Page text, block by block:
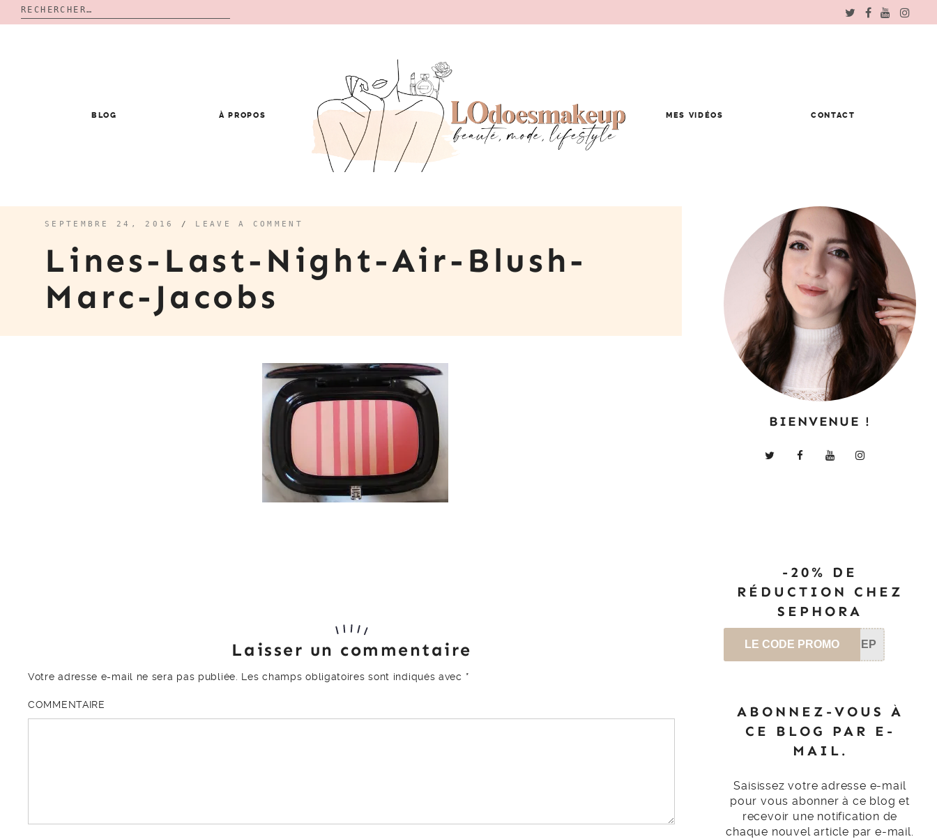
Rechercher :
BLOG À PROPOS MES VIDÉOS CONTACT
SEPTEMBRE 24, 2016 / LEAVE A COMMENT
Lines-Last-Night-Air-Blush-
Marc-Jacobs
Laisser un commentaire
Votre adresse e-mail ne sera pas publiée. Les champs obligatoires sont indiqués avec *
COMMENTAIRE
BIENVENUE !
-20% DE
RÉDUCTION CHEZ
SEPHORA
LE CODE PROMO SEP
ABONNEZ-VOUS À
CE BLOG PAR E-
MAIL.
Saisissez votre adresse e-mail
pour vous abonner à ce blog et
recevoir une notification de
chaque nouvel article par e-mail.